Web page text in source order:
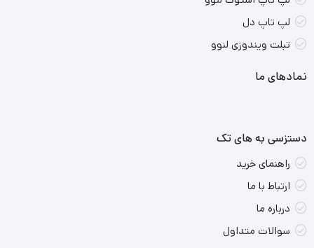
لپ تاپ دل
تبلت ویندوزی لنوو
نمادهای ما
دستزسی به های تک
راهنمای خرید
ارتباط با ما
درباره ما
سوالات متداول